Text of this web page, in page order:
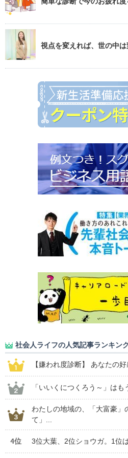
視点を変えれば、世の中
社会人ライフの人気記事ランキン
【嫌われ度診断】 あなたの
「いいくにつくろう～」は
わたしの地域の、「大富豪」
て」...
4位 3位大葉、2位ショウガ。1位